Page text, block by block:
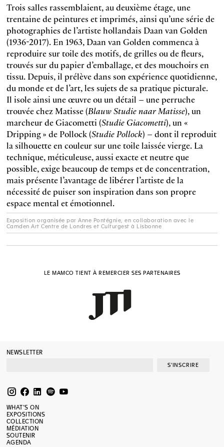
Trois salles rassemblaient, au deuxième étage, une
trentaine de peintures et imprimés, ainsi qu’une série de
photographies de l’artiste hollandais Daan van Golden
(1936-2017). En 1963, Daan van Golden commenca à
reproduire sur toile des motifs, de grilles ou de fleurs,
trouvés sur du papier d’emballage, et des mouchoirs en
tissu. Depuis, il prélève dans son expérience quotidienne,
du monde et de l’art, les sujets de sa pratique picturale.
Il isole ainsi une œuvre ou un détail – une perruche
trouvée chez Matisse (Blauw Studie naar Matisse), un
marcheur de Giacometti (Studie Giacometti), un «
Dripping » de Pollock (Studie Pollock) – dont il reproduit
la silhouette en couleur sur une toile laissée vierge. La
technique, méticuleuse, aussi exacte et neutre que
possible, exige beaucoup de temps et de concentration,
mais présente l’avantage de libérer l’artiste de la
nécessité de puiser son inspiration dans son propre
espace mental et émotionnel.
Exposition organisée par Anne Pontégnie, en collaboration avec le
Camden Art Centre de Londres et Culturgest à Lisbonne
LE MAMCO TIENT À REMERCIER SES PARTENAIRES
NEWSLETTER
S'INSCRIRE
WHAT’S ON
EXPOSITIONS
COLLECTION
MÉDIATION
SOUTENIR
AGENDA